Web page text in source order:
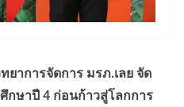
าการจัดการ มรภ.เลย จัด
กษาปี 4 ก่อนก้าวสู่โลกการ